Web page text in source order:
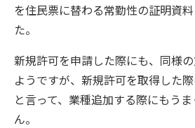
を住民票に替わる常勤性の証明資
た。
新規許可を申請した際にも、同様
ようですが、新規許可を取得した
と言って、業種追加する際にもう
ん。